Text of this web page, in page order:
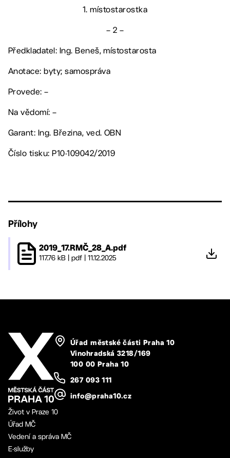
1. místostarostka
– 2 –
Předkladatel: Ing. Beneš, místostarosta
Anotace: byty; samospráva
Provede: –
Na vědomí: –
Garant: Ing. Březina, ved. OBN
Číslo tisku: P10-109042/2019
Přílohy
2019_17.RMČ_28_A.pdf
117.76 kB pdf 11.12.2025
Úřad městské části Praha 10
Vinohradská 3218/169
100 00 Praha 10
267 093 111
info@praha10.cz
Život v Praze 10
Úřad MČ
Vedení a správa MČ
E-služby